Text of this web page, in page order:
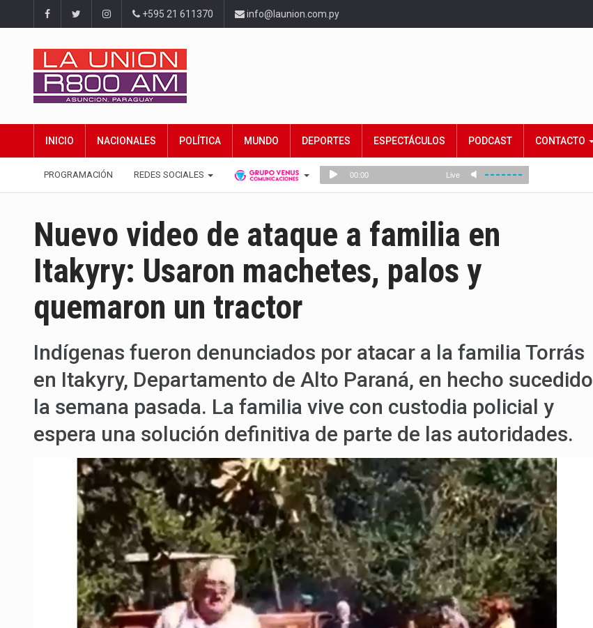
+595 21 611370 info@launion.com.py
INICIO NACIONALES POLÍTICA MUNDO DEPORTES ESPECTÁCULOS PODCAST CONTACTO
PROGRAMACIÓN REDES SOCIALES
Nuevo video de ataque a familia en
Itakyry: Usaron machetes, palos y
quemaron un tractor
Indígenas fueron denunciados por atacar a la familia Torrás
en Itakyry, Departamento de Alto Paraná, en hecho sucedido
la semana pasada. La familia vive con custodia policial y
espera una solución definitiva de parte de las autoridades.